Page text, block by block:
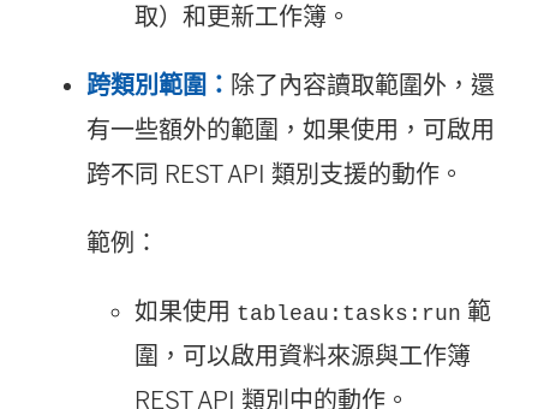
取）和更新工作簿。
跨類別範圍： 除了內容讀取範圍外，還
有一些額外的範圍，如果使用，可啟用
跨不同 REST API 類別支援的動作。
範例：
如果使用 tableau:tasks:run 範
圍，可以啟用資料來源與工作簿
REST API 類別中的動作。